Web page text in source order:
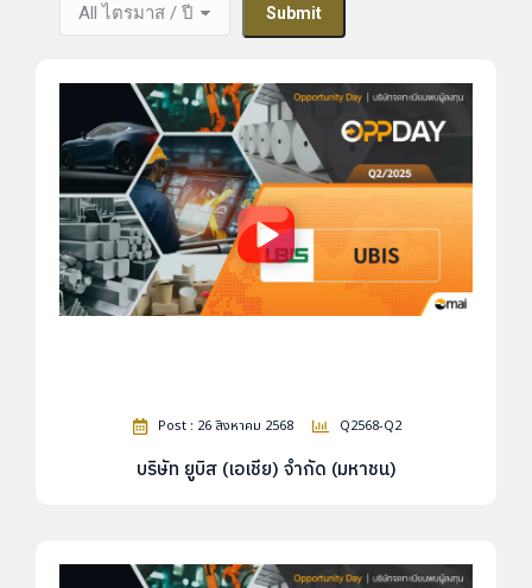
Post : 26 สิงหาคม 2568 Q2568-Q2
บริษัท ยูบิส (เอเชีย) จำกัด (มหาชน)